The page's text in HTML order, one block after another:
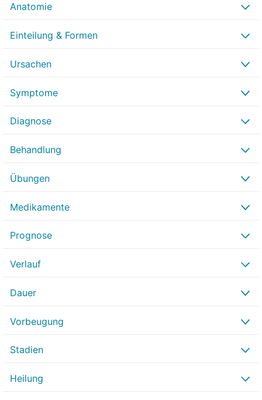
Anatomie
Einteilung & Formen
Ursachen
Symptome
Diagnose
Behandlung
Übungen
Medikamente
Prognose
Verlauf
Dauer
Vorbeugung
Stadien
Heilung